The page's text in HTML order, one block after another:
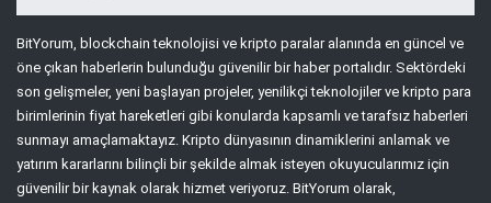
BitYorum, blockchain teknolojisi ve kripto paralar alanında en güncel ve
öne çıkan haberlerin bulunduğu güvenilir bir haber portalıdır. Sektördeki
son gelişmeler, yeni başlayan projeler, yenilikçi teknolojiler ve kripto para
birimlerinin fiyat hareketleri gibi konularda kapsamlı ve tarafsız haberleri
sunmayı amaçlamaktayız. Kripto dünyasının dinamiklerini anlamak ve
yatırım kararlarını bilinçli bir şekilde almak isteyen okuyucularımız için
güvenilir bir kaynak olarak hizmet veriyoruz. BitYorum olarak,